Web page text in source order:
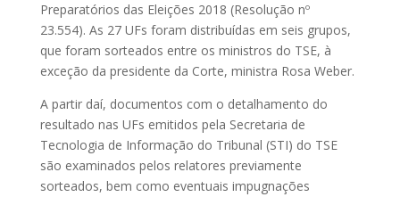
Preparatórios das Eleições 2018 (Resolução nº
23.554). As 27 UFs foram distribuídas em seis grupos,
que foram sorteados entre os ministros do TSE, à
exceção da presidente da Corte, ministra Rosa Weber.
A partir daí, documentos com o detalhamento do
resultado nas UFs emitidos pela Secretaria de
Tecnologia de Informação do Tribunal (STI) do TSE
são examinados pelos relatores previamente
sorteados, bem como eventuais impugnações